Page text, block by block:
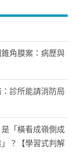
錐角膜案：病歷與
診所能請消防局
是「橫看成嶺側成
？【學習式判解